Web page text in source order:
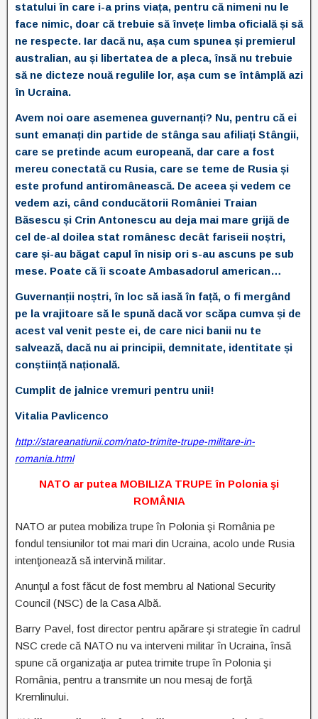
statului în care i-a prins viața, pentru că nimeni nu le
face nimic, doar că trebuie să învețe limba oficială și să
ne respecte. Iar dacă nu, așa cum spunea și premierul
australian, au și libertatea de a pleca, însă nu trebuie
să ne dicteze nouă regulile lor, așa cum se întâmplă azi
în Ucraina.
Avem noi oare asemenea guvernanți? Nu, pentru că ei
sunt emanați din partide de stânga sau afiliați Stângii,
care se pretinde acum europeană, dar care a fost
mereu conectată cu Rusia, care se teme de Rusia și
este profund antiromânească. De aceea și vedem ce
vedem azi, când conducătorii României Traian
Băsescu și Crin Antonescu au deja mai mare grijă de
cel de-al doilea stat românesc decât fariseii noștri,
care și-au băgat capul în nisip ori s-au ascuns pe sub
mese. Poate că îi scoate Ambasadorul american…
Guvernanții noștri, în loc să iasă în față, o fi mergând
pe la vrajitoare să le spună dacă vor scăpa cumva și de
acest val venit peste ei, de care nici banii nu te
salvează, dacă nu ai principii, demnitate, identitate și
conștiință națională.
Cumplit de jalnice vremuri pentru unii!
Vitalia Pavlicenco
http://stareanatiunii.com/nato-trimite-trupe-militare-in-
romania.html
NATO ar putea MOBILIZA TRUPE în Polonia şi
ROMÂNIA
NATO ar putea mobiliza trupe în Polonia şi România pe
fondul tensiunilor tot mai mari din Ucraina, acolo unde Rusia
intenţionează să intervină militar.
Anunţul a fost făcut de fost membru al National Security
Council (NSC) de la Casa Albă.
Barry Pavel, fost director pentru apărare şi strategie în cadrul
NSC crede că NATO nu va interveni militar în Ucraina, însă
spune că organizaţia ar putea trimite trupe în Polonia şi
România, pentru a transmite un nou mesaj de forţă
Kremlinului.